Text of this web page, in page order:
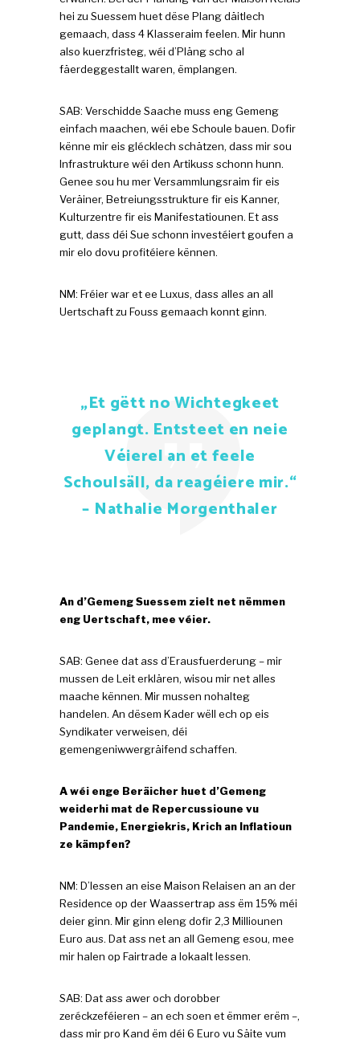
hei zu Suessem huet dëse Plang däitlech
gemaach, dass 4 Klasseraim feelen. Mir hunn
also kuerzfristeg, wéi d’Pläng scho al
fäerdeggestallt waren, ëmplangen.
SAB: Verschidde Saache muss eng Gemeng
einfach maachen, wéi ebe Schoule bauen. Dofir
kënne mir eis glécklech schätzen, dass mir sou
Infrastrukture wéi den Artikuss schonn hunn.
Genee sou hu mer Versammlungsraim fir eis
Veräiner, Betreiungsstrukture fir eis Kanner,
Kulturzentre fir eis Manifestatiounen. Et ass
gutt, dass déi Sue schonn investéiert goufen a
mir elo dovu profitéiere kënnen.
NM: Fréier war et ee Luxus, dass alles an all
Uertschaft zu Fouss gemaach konnt ginn.
„Et gëtt no Wichtegkeet
geplangt. Entsteet en neie
Véierel an et feele
Schoulsäll, da reagéiere mir.“
– Nathalie Morgenthaler
An d’Gemeng Suessem zielt net nëmmen
eng Uertschaft, mee véier.
SAB: Genee dat ass d’Erausfuerderung – mir
mussen de Leit erklären, wisou mir net alles
maache kënnen. Mir mussen nohalteg
handelen. An dësem Kader wëll ech op eis
Syndikater verweisen, déi
gemengeniwwergräifend schaffen.
A wéi enge Beräicher huet d’Gemeng
weiderhi mat de Repercussioune vu
Pandemie, Energiekris, Krich an Inflatioun
ze kämpfen?
NM: D’Iessen an eise Maison Relaisen an an der
Residence op der Waassertrap ass ëm 15% méi
deier ginn. Mir ginn eleng dofir 2,3 Milliounen
Euro aus. Dat ass net an all Gemeng esou, mee
mir halen op Fairtrade a lokaalt Iessen.
SAB: Dat ass awer och dorobber
zeréckzeféieren – an ech soen et ëmmer erëm –,
dass mir pro Kand ëm déi 6 Euro vu Säite vum